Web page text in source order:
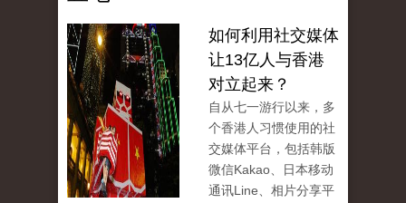
如何利用社交媒体
让13亿人与香港
对立起来？
自从七一游行以来，多
个香港人习惯使用的社
交媒体平台，包括韩版
微信Kakao、日本移动
通讯Line、相片分享平